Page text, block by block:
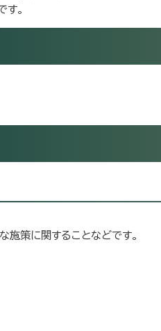
。
施策に関することなどです。